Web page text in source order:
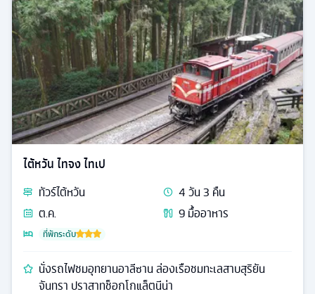
ไต้หวัน ไทจง ไทเป
ทัวร์ไต้หวัน 4วัน3 คืน
ต.ค.
9มื้ออาหาร
ที่พักระดับ
นั่งรถไฟชมอุทยานอาลีซาน ล่องเรือชมทะเลสาบสุริยัน
จันทรา ปราสาทช็อกโกแล็ตนีน่า